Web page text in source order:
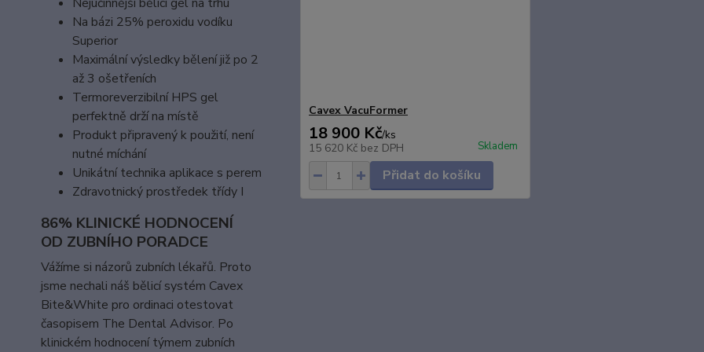
Na bázi 25% peroxidu vodíku
Superior
Maximální výsledky bělení již po 2
až 3 ošetřeních
Termoreverzibilní HPS gel
perfektně drží na místě
Produkt připravený k použití, není
nutné míchání
Unikátní technika aplikace s perem
Zdravotnický prostředek třídy I
86% KLINICKÉ HODNOCENÍ
OD ZUBNÍHO PORADCE
Vážíme si názorů zubních lékařů. Proto
jsme nechali náš bělicí systém Cavex
Bite&White pro ordinaci otestovat
časopisem The Dental Advisor. Po
klinickém hodnocení týmem zubních
Cavex VacuFormer
18 900 Kč/ks
15 620 Kč bez DPH Skladem
Přidat do košíku